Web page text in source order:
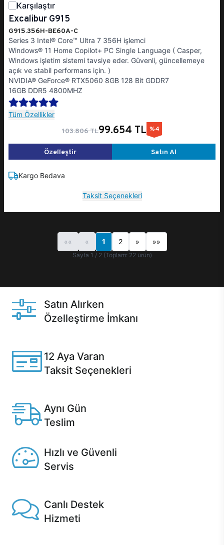
Karşılaştır
Excalibur G915
G915.356H-BE60A-C
Series 3 Intel® Core™ Ultra 7 356H işlemci
Windows® 11 Home Copilot+ PC Single Language ( Casper,
Windows işletim sistemi tavsiye eder. Güvenli, güncellemeye
açık ve stabil performans için. )
NVIDIA® GeForce® RTX5060 8GB 128 Bit GDDR7
16GB DDR5 4800MHZ
Tüm Özellikler
103.806 TL99.654 TL %4
Özelleştir Satın Al
Kargo Bedava
Taksit Seçenekleri
«« « 1 2 » »»
Sayfa 1 / 2 (Toplam: 22 ürün)
Satın Alırken
Özelleştirme İmkanı
12 Aya Varan
Taksit Seçenekleri
Aynı Gün
Teslim
Hızlı ve Güvenli
Servis
Canlı Destek
Hizmeti